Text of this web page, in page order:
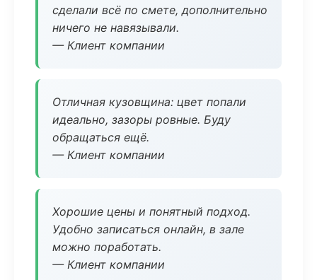
сделали всё по смете, дополнительно
ничего не навязывали.
— Клиент компании
Отличная кузовщина: цвет попали
идеально, зазоры ровные. Буду
обращаться ещё.
— Клиент компании
Хорошие цены и понятный подход.
Удобно записаться онлайн, в зале
можно поработать.
— Клиент компании